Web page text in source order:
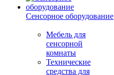
Сенсорное оборудование
Мебель для
сенсорной
комнаты
Технические
средства для